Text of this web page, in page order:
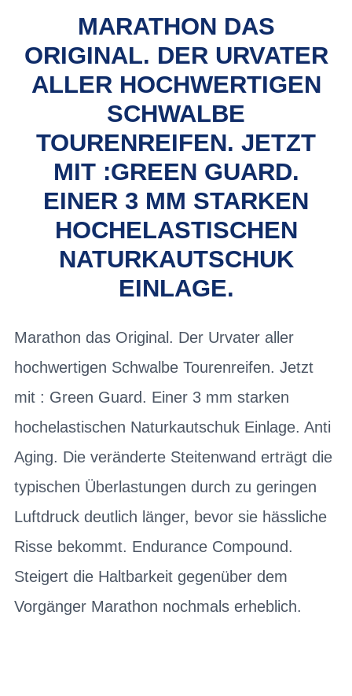
MARATHON DAS
ORIGINAL. DER URVATER
ALLER HOCHWERTIGEN
SCHWALBE
TOURENREIFEN. JETZT
MIT :GREEN GUARD.
EINER 3 MM STARKEN
HOCHELASTISCHEN
NATURKAUTSCHUK
EINLAGE.
Marathon das Original. Der Urvater aller
hochwertigen Schwalbe Tourenreifen. Jetzt
mit : Green Guard. Einer 3 mm starken
hochelastischen Naturkautschuk Einlage. Anti
Aging. Die veränderte Steitenwand erträgt die
typischen Überlastungen durch zu geringen
Luftdruck deutlich länger, bevor sie hässliche
Risse bekommt. Endurance Compound.
Steigert die Haltbarkeit gegenüber dem
Vorgänger Marathon nochmals erheblich.